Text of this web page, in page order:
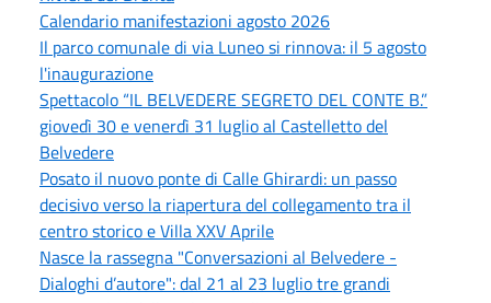
Calendario manifestazioni agosto 2026
Il parco comunale di via Luneo si rinnova: il 5 agosto
l'inaugurazione
Spettacolo “IL BELVEDERE SEGRETO DEL CONTE B.”
giovedì 30 e venerdì 31 luglio al Castelletto del
Belvedere
Posato il nuovo ponte di Calle Ghirardi: un passo
decisivo verso la riapertura del collegamento tra il
centro storico e Villa XXV Aprile
Nasce la rassegna "Conversazioni al Belvedere -
Dialoghi d’autore": dal 21 al 23 luglio tre grandi